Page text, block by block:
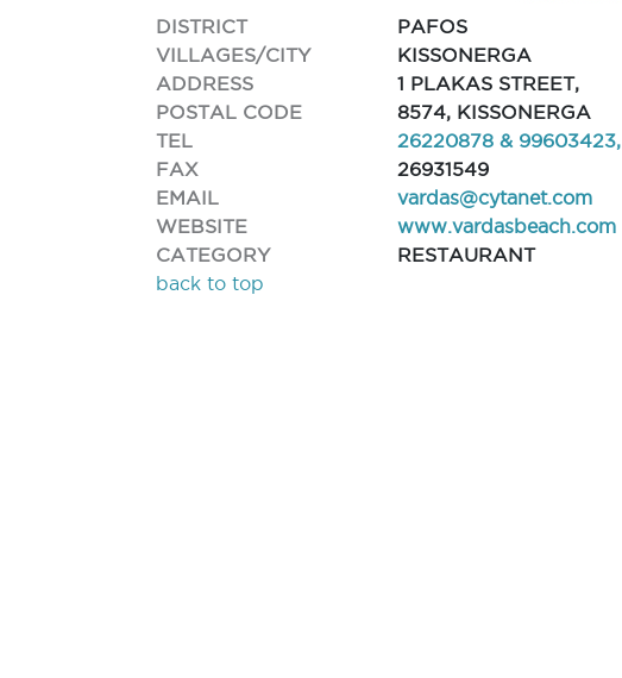
DISTRICT
PAFOS
VILLAGES/CITY
KISSONERGA
ADDRESS
1 PLAKAS STREET,
POSTAL CODE
8574, KISSONERGA
TEL
26220878 & 99603423,
FAX
26931549
EMAIL
vardas@cytanet.com
WEBSITE
www.vardasbeach.com
CATEGORY
RESTAURANT
back to top